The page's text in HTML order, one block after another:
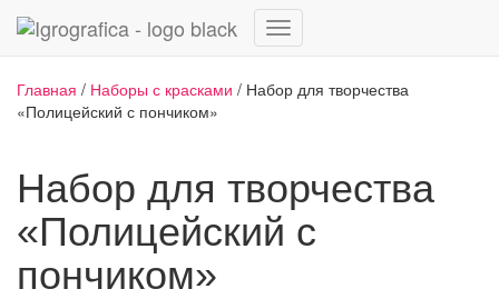
Переключить
Главная / Наборы с красками / Набор для творчества
«Полицейский с пончиком»
Набор для творчества
«Полицейский с
пончиком»